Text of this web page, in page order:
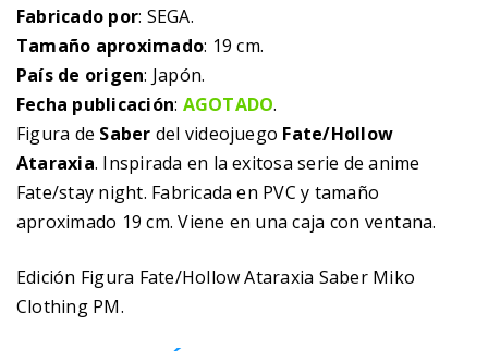
Fabricado por: SEGA.
Tamaño aproximado: 19 cm.
País de origen: Japón.
Fecha publicación: AGOTADO.
Figura de Saber del videojuego Fate/Hollow
Ataraxia. Inspirada en la exitosa serie de anime
Fate/stay night. Fabricada en PVC y tamaño
aproximado 19 cm. Viene en una caja con ventana.
Edición Figura Fate/Hollow Ataraxia Saber Miko
Clothing PM.